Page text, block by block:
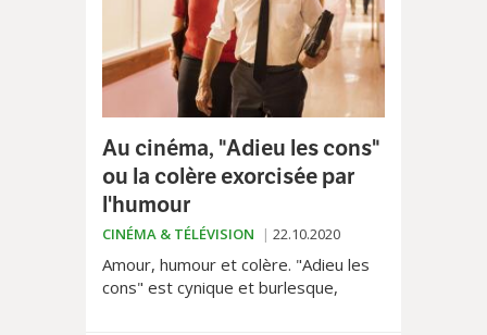
Au cinéma, "Adieu les cons"
ou la colère exorcisée par
l'humour
CINÉMA & TÉLÉVISION 22.10.2020
Amour, humour et colère. "Adieu les
cons" est cynique et burlesque,